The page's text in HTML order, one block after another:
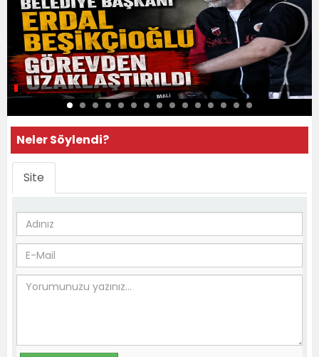
Neler Söylendi?
Site